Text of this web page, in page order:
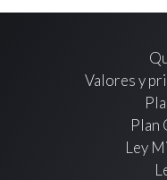
Valores y
Plan
Ley